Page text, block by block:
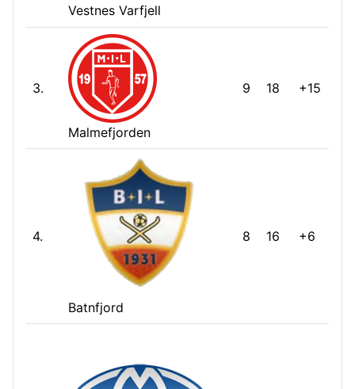
Vestnes Varfjell
3.
Malmefjorden
9 18 +15
4.
Batnfjord
8 16 +6